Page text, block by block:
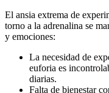
El ansia extrema de
torno a la adrenalina se
y emociones:
La necesidad de
euforia es
diarias.
Falta de bienestar